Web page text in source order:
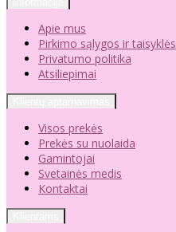
Apie mus
Pirkimo sąlygos ir taisyklės
Privatumo politika
Atsiliepimai
Visos prekės
Prekės su nuolaida
Gamintojai
Svetainės medis
Kontaktai